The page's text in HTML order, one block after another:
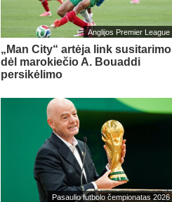
Anglijos Premier League
„Man City“ artėja link susitarimo
dėl marokiečio A. Bouaddi
persikėlimo
Pasaulio futbolo čempionatas 2026